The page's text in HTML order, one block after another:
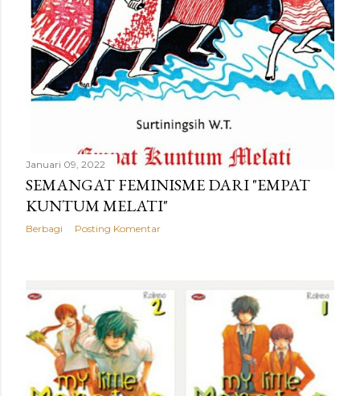
Januari 09, 2022
SEMANGAT FEMINISME DARI "EMPAT
KUNTUM MELATI"
Berbagi Posting Komentar